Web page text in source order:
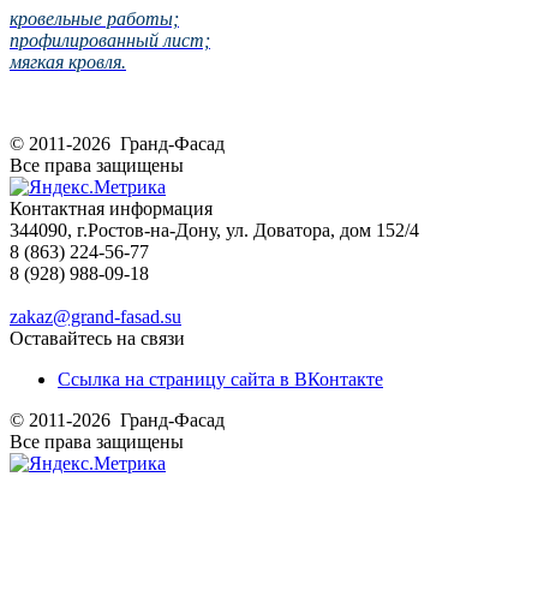
кровельные работы;
профилированный лист;
мягкая кровля.
© 2011-2026 Гранд-Фасад
Все права защищены
Контактная информация
344090, г.Ростов-на-Дону, ул. Доватора, дом 152/4
8 (863) 224-56-77
8 (928) 988-09-18
zakaz@grand-fasad.su
Оставайтесь на связи
Ссылка на страницу сайта в ВКонтакте
© 2011-2026 Гранд-Фасад
Все права защищены